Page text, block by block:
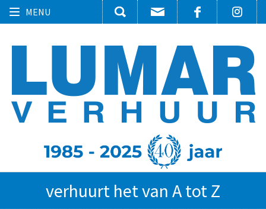
Toggle
MENU
verhuurt het van A tot Z